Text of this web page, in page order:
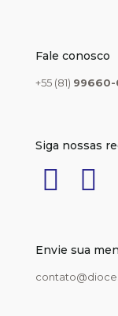
Fale conosco
+55 (81)
Siga nossas
Envie sua